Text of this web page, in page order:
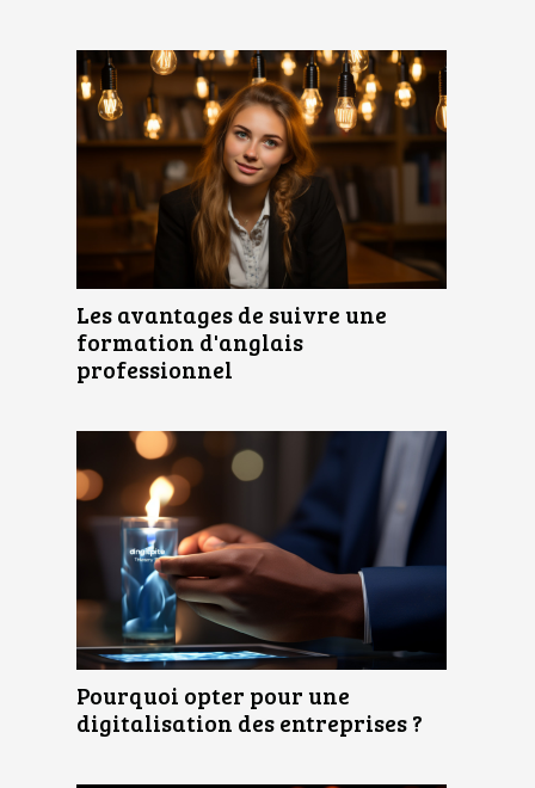
Les avantages de suivre une
formation d'anglais
professionnel
Pourquoi opter pour une
digitalisation des entreprises ?